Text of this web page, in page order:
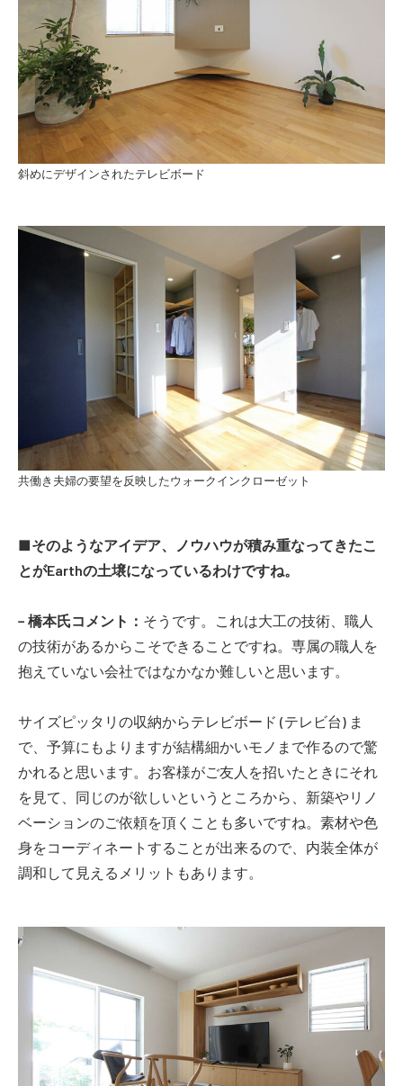
斜めにデザインされたテレビボード
共働き夫婦の要望を反映したウォークインクローゼット
■そのようなアイデア、ノウハウが積み重なってきたこ
とがEarthの土壌になっているわけですね。
− 橋本氏コメント： そうです。これは大工の技術、職人
の技術があるからこそできることですね。専属の職人を
抱えていない会社ではなかなか難しいと思います。
サイズピッタリの収納からテレビボード (テレビ台) ま
で、予算にもよりますが結構細かいモノまで作るので驚
かれると思います。お客様がご友人を招いたときにそれ
を見て、同じのが欲しいというところから、新築やリノ
ベーションのご依頼を頂くことも多いですね。素材や色
身をコーディネートすることが出来るので、内装全体が
調和して見えるメリットもあります。